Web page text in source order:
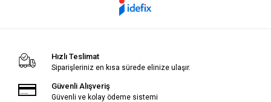
Hızlı Teslimat
Siparişleriniz en kısa sürede elinize ulaşır.
Güvenli Alışveriş
Güvenli ve kolay ödeme sistemi